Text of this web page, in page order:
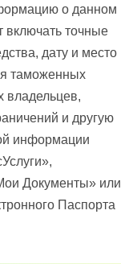
о данном
включать точные
дату и место
таможенных
владельцев,
и другую
информации
Документы» или
Паспорта